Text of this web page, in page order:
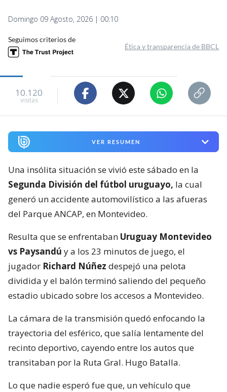
Domingo 09 Agosto, 2026 | 00:10
Seguimos criterios de
Ética y transparencia de BBCL
10.120
visitas
VER RESUMEN
Una insólita situación se vivió este sábado en la
Segunda División del fútbol uruguayo, la cual
generó un accidente automovilístico a las afueras
del Parque ANCAP, en Montevideo.
Resulta que se enfrentaban Uruguay Montevideo
vs Paysandú y a los 23 minutos de juego, el
jugador Richard Núñez despejó una pelota
dividida y el balón terminó saliendo del pequeño
estadio ubicado sobre los accesos a Montevideo.
La cámara de la transmisión quedó enfocando la
trayectoria del esférico, que salía lentamente del
recinto deportivo, cayendo entre los autos que
transitaban por la Ruta Gral. Hugo Batalla.
Lo que nadie esperó fue que, un vehículo que